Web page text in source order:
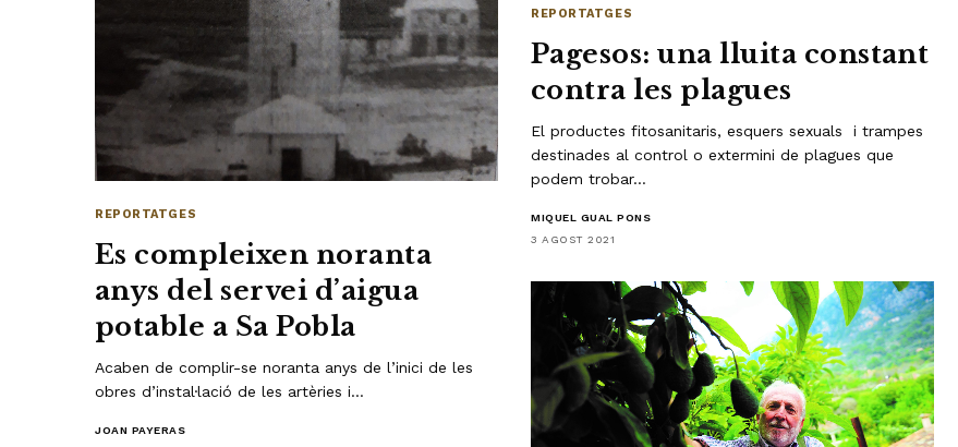
REPORTATGES
Es compleixen noranta
anys del servei d’aigua
potable a Sa Pobla
Acaben de complir-se noranta anys de l’inici de les
obres d’instal·lació de les artèries i…
JOAN PAYERAS
REPORTATGES
Pagesos: una lluita constant
contra les plagues
El productes fitosanitaris, esquers sexuals i trampes
destinades al control o extermini de plagues que
podem trobar…
MIQUEL GUAL PONS
3 AGOST 2021